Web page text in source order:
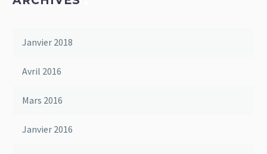
Janvier 2018
Avril 2016
Mars 2016
Janvier 2016